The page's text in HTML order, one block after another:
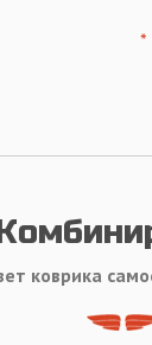
*
коврика